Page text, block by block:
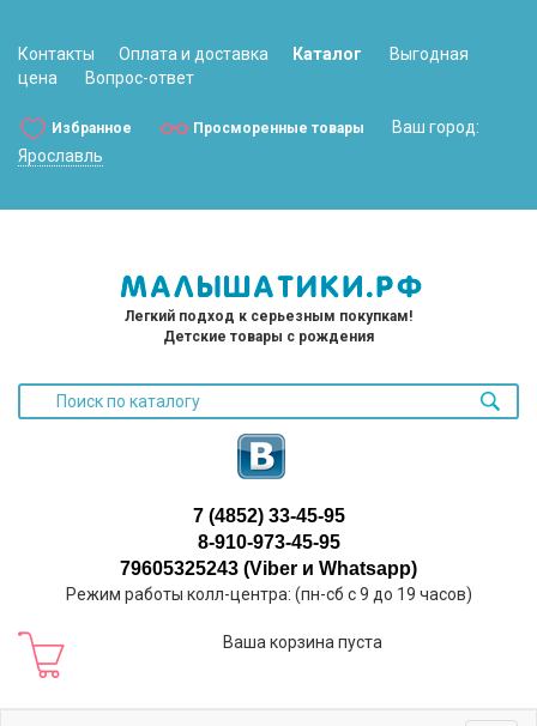
Контакты Оплата и доставка Каталог
Выгодная
цена
Вопрос-ответ
Избранное Просморенные товары
Ваш город:
Ярославль
Легкий подход к серьезным покупкам!
Детские товары с рождения
7 (4852) 33-45-95
8-910-973-45-95
79605325243 (Viber и Whatsapp)
Режим работы колл-центра: (пн-сб с 9 до 19 часов)
Ваша корзина пуста